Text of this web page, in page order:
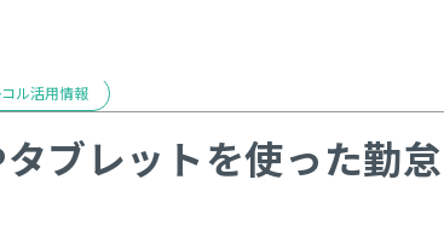
コル活用情報
ブレットを使った勤